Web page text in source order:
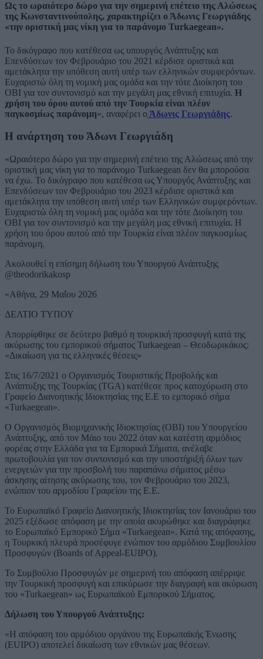
Ως το ωραιότερο δώρο για την σημερινή επέτειο της Αλώσεως
της Κωνσταντινούπολης, χαρακτηρίζει ο Άδωνις Γεωργιάδης
«την οριστική μας νίκη για το παράνομο Turkaegean».
Το δικόγραφο που κατέθεσα ως υπουργός Ανάπτυξης και
Επενδύσεων τον Φεβρουάριο του 2021 κέρδισε οριστικά και
αμετάκλητα την υπόθεση αυτή υπέρ των ελληνικών συμφερόντων.
Ευχαριστώ όλη τη νομική μας ομάδα και την τότε Διοίκηση του
ΟΒΙ για τον συντονισμό και την μεγάλη μας εθνική επιτυχία. Η
χρήση του όρου αυτού από την Τουρκία είναι πλέον
παγκοσμίως παράνομη», αναφέρει ο Άδωνις Γεωργιάδης.
Η ανάρτηση του Άδωνι Γεωργιάδη
«Ωραιότερο δώρο για την σημερινή επέτειο της Αλώσεως από την
οριστική μας νίκη για το παράνομο Turkaegean δεν θα μπορούσα
να έχω. Το δικόγραφο που κατέθεσα ως Υπουργός Ανάπτυξης και
Επενδύσεων τον Φεβρουάριο του 2023 κέρδισε οριστικά και
αμετάκλητα την υπόθεση αυτή υπέρ των Ελληνικών συμφερόντων.
Ευχαριστώ όλη τη νομική μας ομάδα και την τότε Διοίκηση του
ΟΒΙ για τον συντονισμό και την μεγάλη μας εθνική επιτυχία. Η
χρήση του όρου αυτού από την Τουρκία είναι πλέον παγκοσμίως
παράνομη.
Ακολουθεί η επίσημη δήλωση του Υπουργού Ανάπτυξης
@theodorikakosp
«Αθήνα, 29 Μαΐου 2026
ΔΕΛΤΙΟ ΤΥΠΟΥ
Απορρίφθηκε σε δεύτερο βαθμό η τουρκική προσφυγή κατά της
ακύρωσης του εμπορικού σήματος Turkaegean – Θεοδωρικάκος:
«Δικαίωση για τις ελληνικές θέσεις»
Στις 16/7/2021 ο Οργανισμός Τουριστικής Προβολής και
Ανάπτυξης της Τουρκίας (ΤGA) κατέθεσε προς κατοχύρωση στο
Γραφείο Διανοητικής Ιδιοκτησίας της Ε.Ε το εμπορικό σήμα
«Turkaegean».
O Oργανισμός Βιομηχανικής Ιδιοκτησίας (ΟΒΙ) του Υπουργείου
Ανάπτυξης, από τον Μάιο του 2022 όταν και κατέστη αρμόδιος
φορέας στην Ελλάδα για τα Εμπορικά Σήματα, ανέλαβε
πρωτοβουλία για τον συντονισμό και την υποστήριξή όλων των
ενεργειών για την προσβολή του παραπάνω σήματος μέσω
άσκησης αίτησης ακύρωσης του, τον Φεβρουάριο του 2023,
ενώπιον του αρμοδίου Γραφείου της Ε.Ε.
To Eυρωπαϊκό Γραφείο Διανοητικής Ιδιοκτησίας τον Ιανουάριο του
2025 εξέδωσε απόφαση με την οποία ακυρώθηκε και διαγράφηκε
το Ευρωπαϊκό Εμπορικό Σήμα «Turkaegean». Κατά της απόφασης,
η Τουρκική πλευρά προσέφυγε ενώπιον του αρμόδιου Συμβουλίου
Προσφυγών (Βoards of Appeal-EUIPO).
Το Συμβούλιο Προσφυγών με σημερινή του απόφαση απέρριψε
την Τουρκική προσφυγή και επικύρωσε την διαγραφή και ακύρωση
του «Turkaegean» ως Ευρωπαϊκού Εμπορικού Σήματος.
Δήλωση του Υπουργού Ανάπτυξης:
«Η απόφαση του αρμόδιου οργάνου της Ευρωπαϊκής Ένωσης
(EUIPO) αποτελεί δικαίωση των εθνικών μας θέσεων.